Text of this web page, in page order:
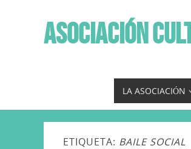
ASOCIACIÓN
LA ASOCIACIÓN
ETIQUETA: BAILE SOCIAL